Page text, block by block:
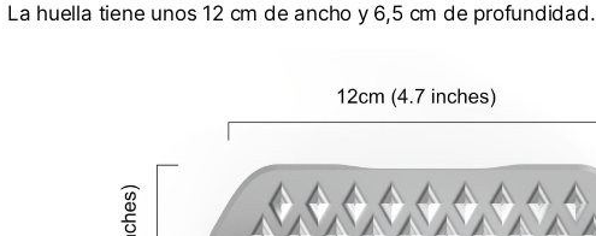
La huella tiene unos 12 cm de ancho y 6,5 cm de profundidad.